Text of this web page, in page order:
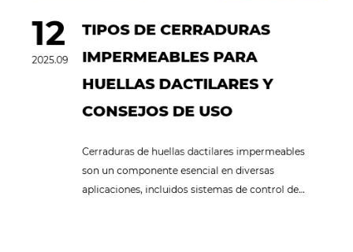
industria
12
TIPOS DE CERRADURAS
IMPERMEABLES PARA
HUELLAS DACTILARES Y
CONSEJOS DE USO
Cerraduras de huellas dactilares impermeables